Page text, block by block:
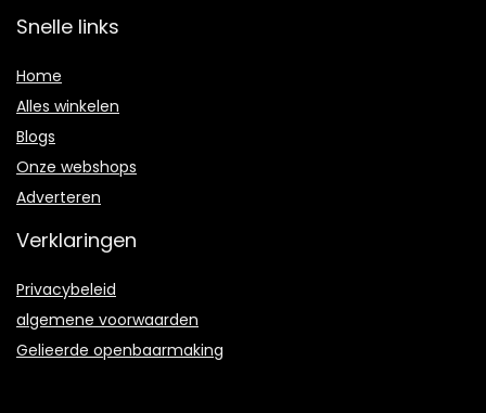
Snelle links
Home
Alles winkelen
Blogs
Onze webshops
Adverteren
Verklaringen
Privacybeleid
algemene voorwaarden
Gelieerde openbaarmaking